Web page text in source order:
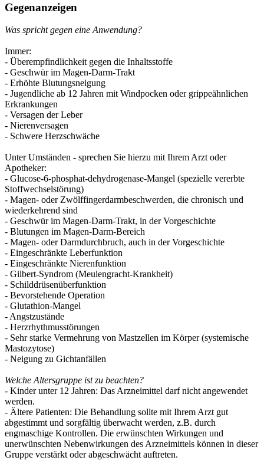
Gegenanzeigen
Was spricht gegen eine Anwendung?
Immer:
- Überempfindlichkeit gegen die Inhaltsstoffe
- Geschwür im Magen-Darm-Trakt
- Erhöhte Blutungsneigung
- Jugendliche ab 12 Jahren mit Windpocken oder grippeähnlichen
Erkrankungen
- Versagen der Leber
- Nierenversagen
- Schwere Herzschwäche
Unter Umständen - sprechen Sie hierzu mit Ihrem Arzt oder
Apotheker:
- Glucose-6-phosphat-dehydrogenase-Mangel (spezielle vererbte
Stoffwechselstörung)
- Magen- oder Zwölffingerdarmbeschwerden, die chronisch und
wiederkehrend sind
- Geschwür im Magen-Darm-Trakt, in der Vorgeschichte
- Blutungen im Magen-Darm-Bereich
- Magen- oder Darmdurchbruch, auch in der Vorgeschichte
- Eingeschränkte Leberfunktion
- Eingeschränkte Nierenfunktion
- Gilbert-Syndrom (Meulengracht-Krankheit)
- Schilddrüsenüberfunktion
- Bevorstehende Operation
- Glutathion-Mangel
- Angstzustände
- Herzrhythmusstörungen
- Sehr starke Vermehrung von Mastzellen im Körper (systemische
Mastozytose)
- Neigung zu Gichtanfällen
Welche Altersgruppe ist zu beachten?
- Kinder unter 12 Jahren: Das Arzneimittel darf nicht angewendet
werden.
- Ältere Patienten: Die Behandlung sollte mit Ihrem Arzt gut
abgestimmt und sorgfältig überwacht werden, z.B. durch
engmaschige Kontrollen. Die erwünschten Wirkungen und
unerwünschten Nebenwirkungen des Arzneimittels können in dieser
Gruppe verstärkt oder abgeschwächt auftreten.